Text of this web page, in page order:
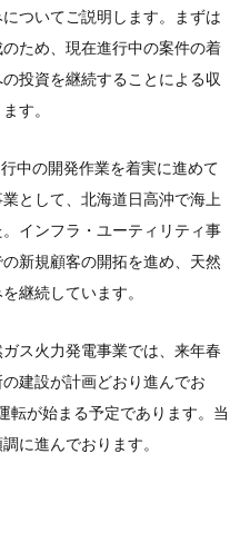
ついてご説明します。まずは
ため、現在進行中の案件の着
投資を継続することによる収
す。
中の開発作業を着実に進めて
として、北海道日高沖で海上
インフラ・ユーティリティ事
新規顧客の開拓を進め、天然
継続しています。
ス火力発電事業では、来年春
建設が計画どおり進んでお
転が始まる予定であります。当
に進んでおります。